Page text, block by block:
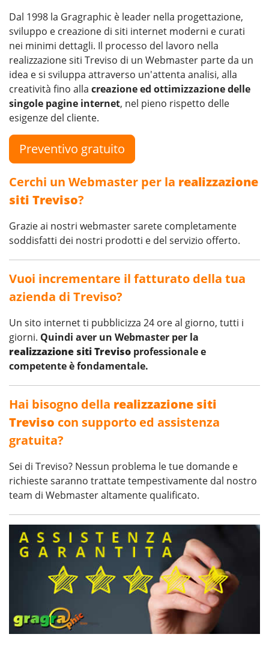
Dal 1998 la Gragraphic è leader nella progettazione,
sviluppo e creazione di siti internet moderni e curati
nei minimi dettagli. Il processo del lavoro nella
realizzazione siti Treviso di un Webmaster parte da un
idea e si sviluppa attraverso un'attenta analisi, alla
creatività fino alla creazione ed ottimizzazione delle
singole pagine internet, nel pieno rispetto delle
esigenze del cliente.
Preventivo gratuito
Cerchi un Webmaster per la realizzazione
siti Treviso?
Grazie ai nostri webmaster sarete completamente
soddisfatti dei nostri prodotti e del servizio offerto.
Vuoi incrementare il fatturato della tua
azienda di Treviso?
Un sito internet ti pubblicizza 24 ore al giorno, tutti i
giorni. Quindi aver un Webmaster per la
realizzazione siti Treviso professionale e
competente è fondamentale.
Hai bisogno della realizzazione siti
Treviso con supporto ed assistenza
gratuita?
Sei di Treviso? Nessun problema le tue domande e
richieste saranno trattate tempestivamente dal nostro
team di Webmaster altamente qualificato.